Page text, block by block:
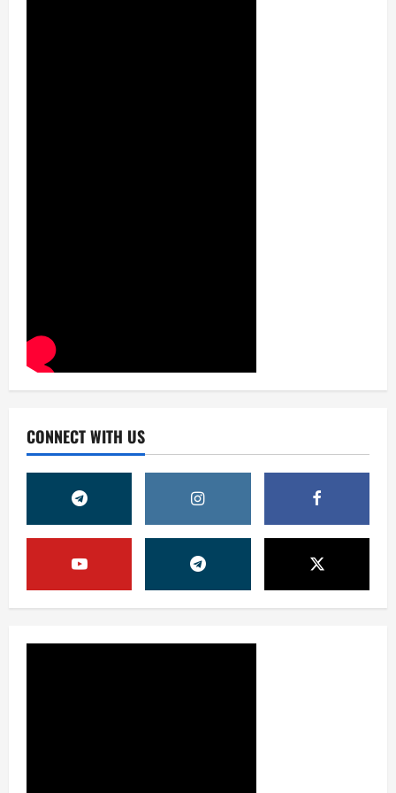
CONNECT WITH US
ШАҲАР ТАРАҚҚИЁТИНИНГ
СЕССИЯКУН ТАРТИБИДА